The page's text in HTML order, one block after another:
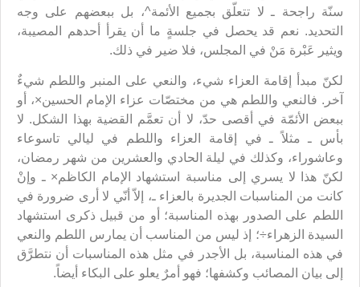
سنّة راجحة ـ لا تتعلّق بجميع الأئمة^، بل ببعضهم على وجه
التحديد. نعم قد يحصل في جلسةٍ ما أن يقرأ أحدهم المصيبة،
ويثير عَبْرة مَنْ في المجلس، فلا ضير في ذلك.
لكنّ مبدأ إقامة العزاء شيء، والنعي على المنبر واللطم شيءٌ
آخر. فالنعي واللطم هي من مختصّات عزاء الإمام الحسين×، أو
ببعض الأئمّة في أقصى حدّ، لا أن تعمَّم القضية بهذا الشكل. لا
بأس ـ مثلاً ـ في إقامة العزاء واللطم في ليالي تاسوعاء
وعاشوراء، وكذلك في ليلة الحادي والعشرين من شهر رمضان،
لكنّ هذا لا يسري إلى مناسبة استشهاد الإمام الكاظم× ـ وإنْ
كانت من المناسبات الجديرة بالعزاء ـ، إلاّ أنّي لا أرى ضرورة في
اللطم على الصدور بهذه المناسبة؛ أو من قبيل ذكرى استشهاد
السيدة الزهراء÷؛ إذ ليس من المناسب أن يمارس اللطم والنعي
في هذه المناسبة، بل الأجدر في مثل هذه المناسبات أن نتطرَّق
إلى بيان المصائب وكشفها؛ فهو أمرٌ يعلو على البكاء أيضاً.